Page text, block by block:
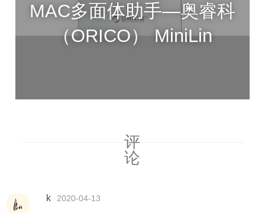
MAC多面体助手—奥睿科
（ORICO） MiniLin
评
论
k 2020-04-13